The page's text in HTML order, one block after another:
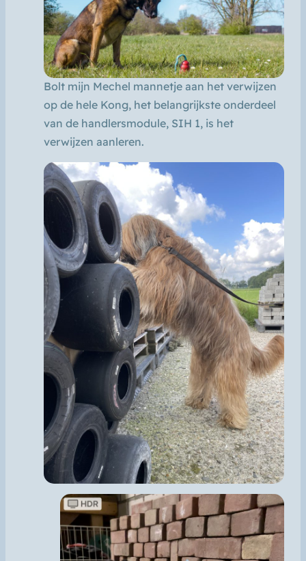
Bolt mijn Mechel mannetje aan het verwijzen
op de hele Kong, het belangrijkste onderdeel
van de handlersmodule, SIH 1, is het
verwijzen aanleren.